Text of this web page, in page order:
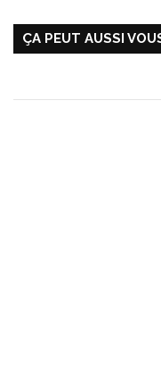
ÇA PEUT AUSSI